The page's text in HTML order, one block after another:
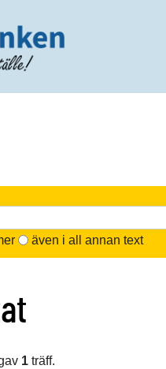
även i all annan text
1 träff.